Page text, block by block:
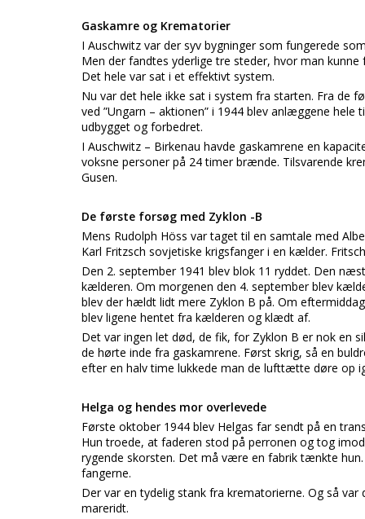
Gaskamre og Krematorier
I Auschwitz var der syv bygninger som fungerede
Men der fandtes yderlige tre steder, hvor man
Det hele var sat i et effektivt system.
Nu var det hele ikke sat i system fra starten. Fra de
ved ”Ungarn – aktionen” i 1944 blev anlæggene
udbygget og forbedret.
I Auschwitz – Birkenau havde gaskamrene en
voksne personer på 24 timer brænde. Tilsvarende
Gusen.
De første forsøg med Zyklon -B
Mens Rudolph Höss var taget til en samtale med
Karl Fritzsch sovjetiske krigsfanger i en kælder.
Den 2. september 1941 blev blok 11 ryddet. Den
kælderen. Om morgenen den 4. september blev
blev der hældt lidt mere Zyklon B på. Om
blev ligene hentet fra kælderen og klædt af.
Det var ingen let død, de fik, for Zyklon B er nok en
de hørte inde fra gaskamrene. Først skrig, så en
efter en halv time lukkede man de lufttætte døre op
Helga og hendes mor overlevede
Første oktober 1944 blev Helgas far sendt på en
Hun troede, at faderen stod på perronen og tog
rygende skorsten. Det må være en fabrik tænkte
fangerne.
Der var en tydelig stank fra krematorierne. Og så
mareridt.